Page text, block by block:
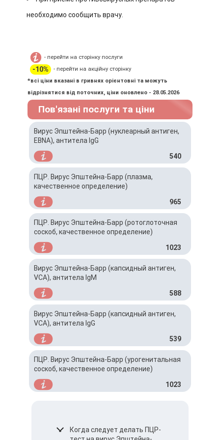
необходимо сообщить врачу.
- перейти на сторінку послуги
-10%
- перейти на акційну сторінку
*всі ціни вказані в гривнях орієнтовні та можуть
відрізнятися від поточних, ціни оновлено - 28.05.2026
Пов'язані послуги та ціни
Вирус Эпштейна-Барр (нуклеарный антиген,
EBNA), антитела IgG
540
ПЦР. Вирус Эпштейна-Барр (плазма,
качественное определение)
965
ПЦР. Вирус Эпштейна-Барр (ротоглоточная
соскоб, качественное определение)
1023
Вирус Эпштейна-Барр (капсидный антиген,
VCA), антитела IgM
588
Вирус Эпштейна-Барр (капсидный антиген,
VCA), антитела IgG
539
ПЦР. Вирус Эпштейна-Барр (урогенитальная
соскоб, качественное определение)
1023
Когда следует делать ПЦР-